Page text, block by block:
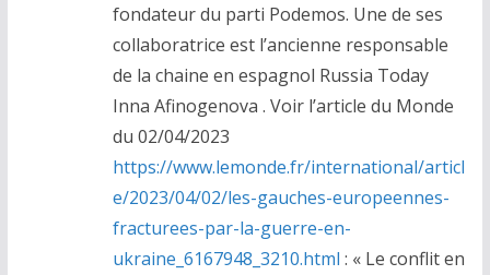
fondateur du parti Podemos. Une de ses
collaboratrice est l’ancienne responsable
de la chaine en espagnol Russia Today
Inna Afinogenova . Voir l’article du Monde
du 02/04/2023
https://www.lemonde.fr/international/articl
e/2023/04/02/les-gauches-europeennes-
fracturees-par-la-guerre-en-
ukraine_6167948_3210.html : « Le conflit en